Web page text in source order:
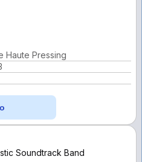
Haute Pressing
Soundtrack Band